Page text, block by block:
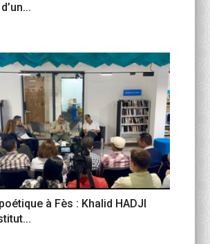
à Fès : Khalid HADJI